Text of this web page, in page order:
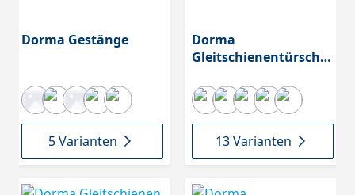
Dorma Gestänge
5 Varianten
Dorma
Gleitschienentürschli
13 Varianten